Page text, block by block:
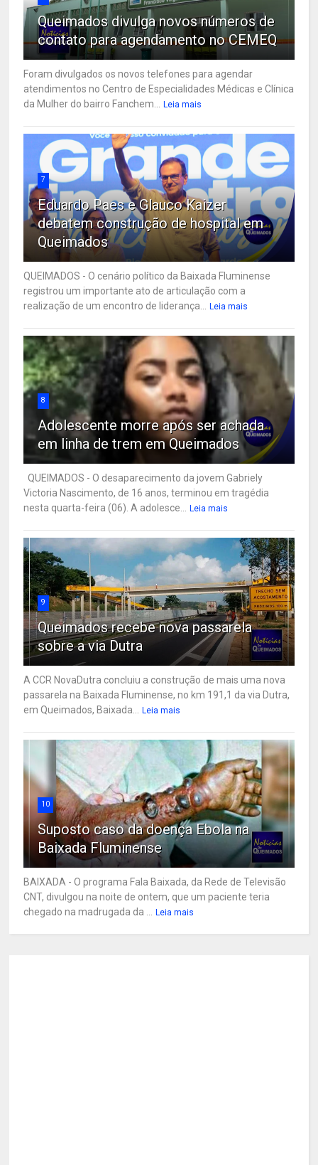
Queimados divulga novos números de
contato para agendamento no CEMEQ
Foram divulgados os novos telefones para agendar
atendimentos no Centro de Especialidades Médicas e Clínica
da Mulher do bairro Fanchem...
Leia mais
7
Eduardo Paes e Glauco Kaizer
debatem construção de hospital em
Queimados
QUEIMADOS - O cenário político da Baixada Fluminense
registrou um importante ato de articulação com a
realização de um encontro de liderança...
Leia mais
8
Adolescente morre após ser achada
em linha de trem em Queimados
QUEIMADOS - O desaparecimento da jovem Gabriely
Victoria Nascimento, de 16 anos, terminou em tragédia
nesta quarta-feira (06). A adolesce...
Leia mais
9
Queimados recebe nova passarela
sobre a via Dutra
A CCR NovaDutra concluiu a construção de mais uma nova
passarela na Baixada Fluminense, no km 191,1 da via Dutra,
em Queimados, Baixada...
Leia mais
10
Suposto caso da doença Ebola na
Baixada Fluminense
BAIXADA - O programa Fala Baixada, da Rede de Televisão
CNT, divulgou na noite de ontem, que um paciente teria
chegado na madrugada da ...
Leia mais